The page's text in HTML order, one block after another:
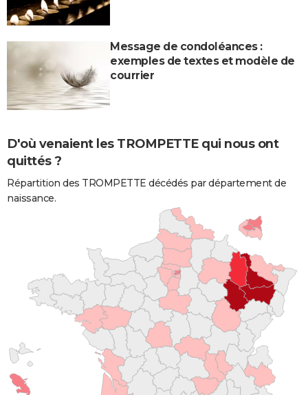
Message de condoléances :
exemples de textes et modèle de
courrier
D'où venaient les TROMPETTE qui nous ont
quittés ?
Répartition des TROMPETTE décédés par département de
naissance.